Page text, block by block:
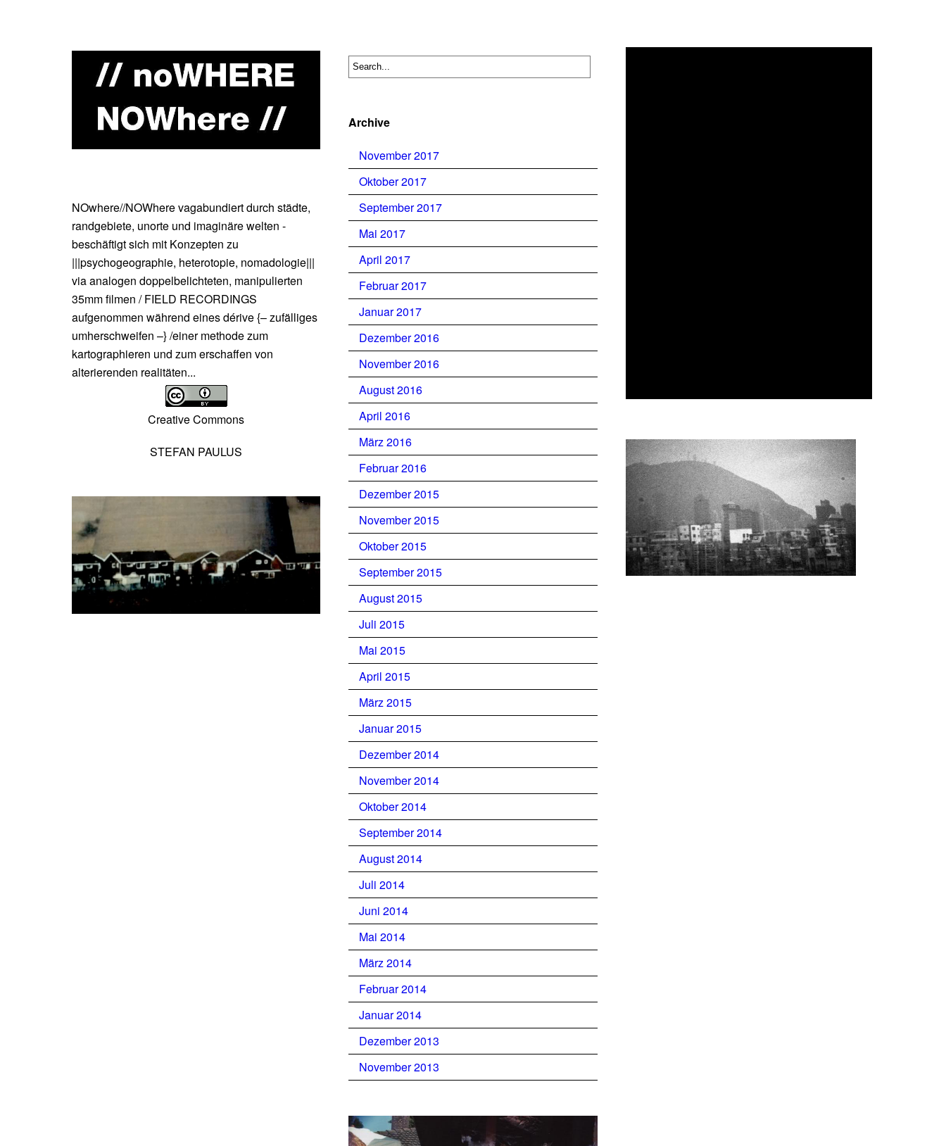
NOwhere//NOWhere vagabundiert durch städte,
randgebiete, unorte und imaginäre welten -
beschäftigt sich mit Konzepten zu
|||psychogeographie, heterotopie, nomadologie|||
via analogen doppelbelichteten, manipulierten
35mm filmen / FIELD RECORDINGS
aufgenommen während eines dérive {– zufälliges
umherschweifen –} /einer methode zum
kartographieren und zum erschaffen von
alterierenden realitäten...
Creative Commons
STEFAN PAULUS
Archive
November 2017
Oktober 2017
September 2017
Mai 2017
April 2017
Februar 2017
Januar 2017
Dezember 2016
November 2016
August 2016
April 2016
März 2016
Februar 2016
Dezember 2015
November 2015
Oktober 2015
September 2015
August 2015
Juli 2015
Mai 2015
April 2015
März 2015
Januar 2015
Dezember 2014
November 2014
Oktober 2014
September 2014
August 2014
Juli 2014
Juni 2014
Mai 2014
März 2014
Februar 2014
Januar 2014
Dezember 2013
November 2013